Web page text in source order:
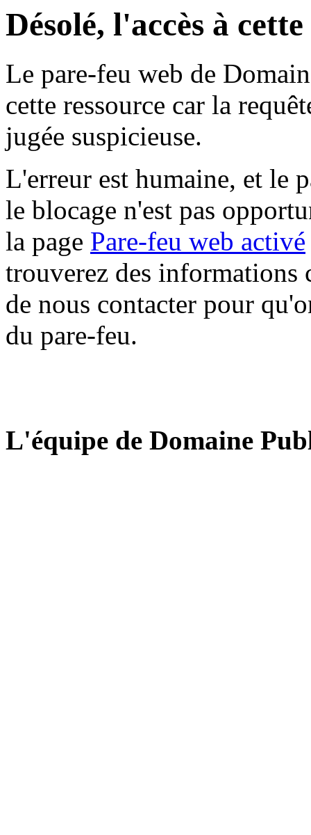
Désolé, l'accès à
Le pare-feu web de
cette ressource car la
jugée suspicieuse.
L'erreur est humaine, et le
le blocage n'est pas
la page Pare-feu web activé
trouverez des informations
de nous contacter pour
du pare-feu.
L'équipe de Domaine